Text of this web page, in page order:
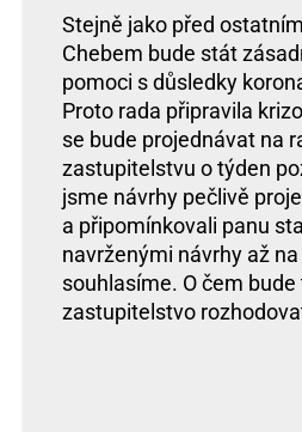
Stejně jako před
Chebem bude stát
pomoci s důsledky
Proto rada připravila
se bude projednávat na
zastupitelstvu o týden
jsme návrhy pečlivě
a připomínkovali panu
navrženými návrhy až
souhlasíme. O čem bude
zastupitelstvo